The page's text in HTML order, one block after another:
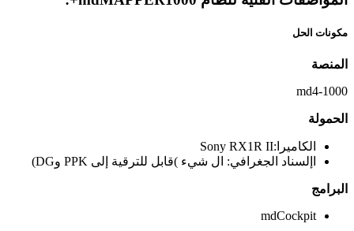
مكونات الحل
المنصة
md4-1000
الحمولة
الكاميرا:Sony RX1R II
اإلسناد الجغرافي: ال شيء )قابل للترقية إلى PPK وDG)
البرامج
mdCockpit